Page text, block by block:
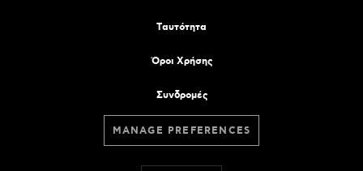
Tαυτότητα
Όροι Χρήσης
Συνδρομές
MANAGE PREFERENCES